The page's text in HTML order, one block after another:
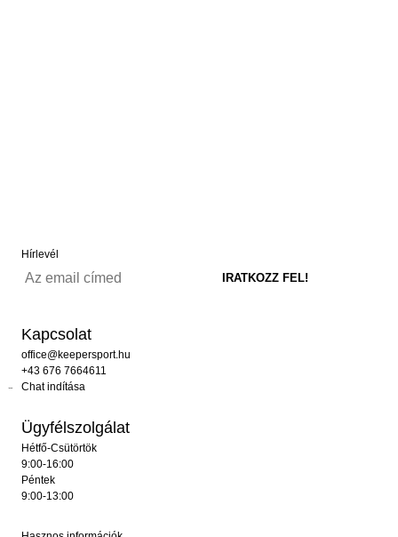
Hírlevél
Kapcsolat
office@keepersport.hu
+43 676 7664611
Chat indítása
Ügyfélszolgálat
Hétfő-Csütörtök
9:00-16:00
Péntek
9:00-13:00